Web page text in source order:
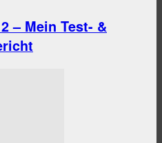
– Mein Test- &